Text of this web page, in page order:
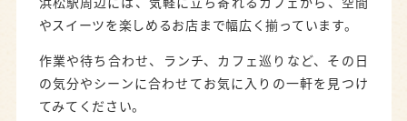
浜松駅周辺には、気軽に立ち寄れるカフェから、空間
やスイーツを楽しめるお店まで幅広く揃っています。
作業や待ち合わせ、ランチ、カフェ巡りなど、その日
の気分やシーンに合わせてお気に入りの一軒を見つけ
てみてください。